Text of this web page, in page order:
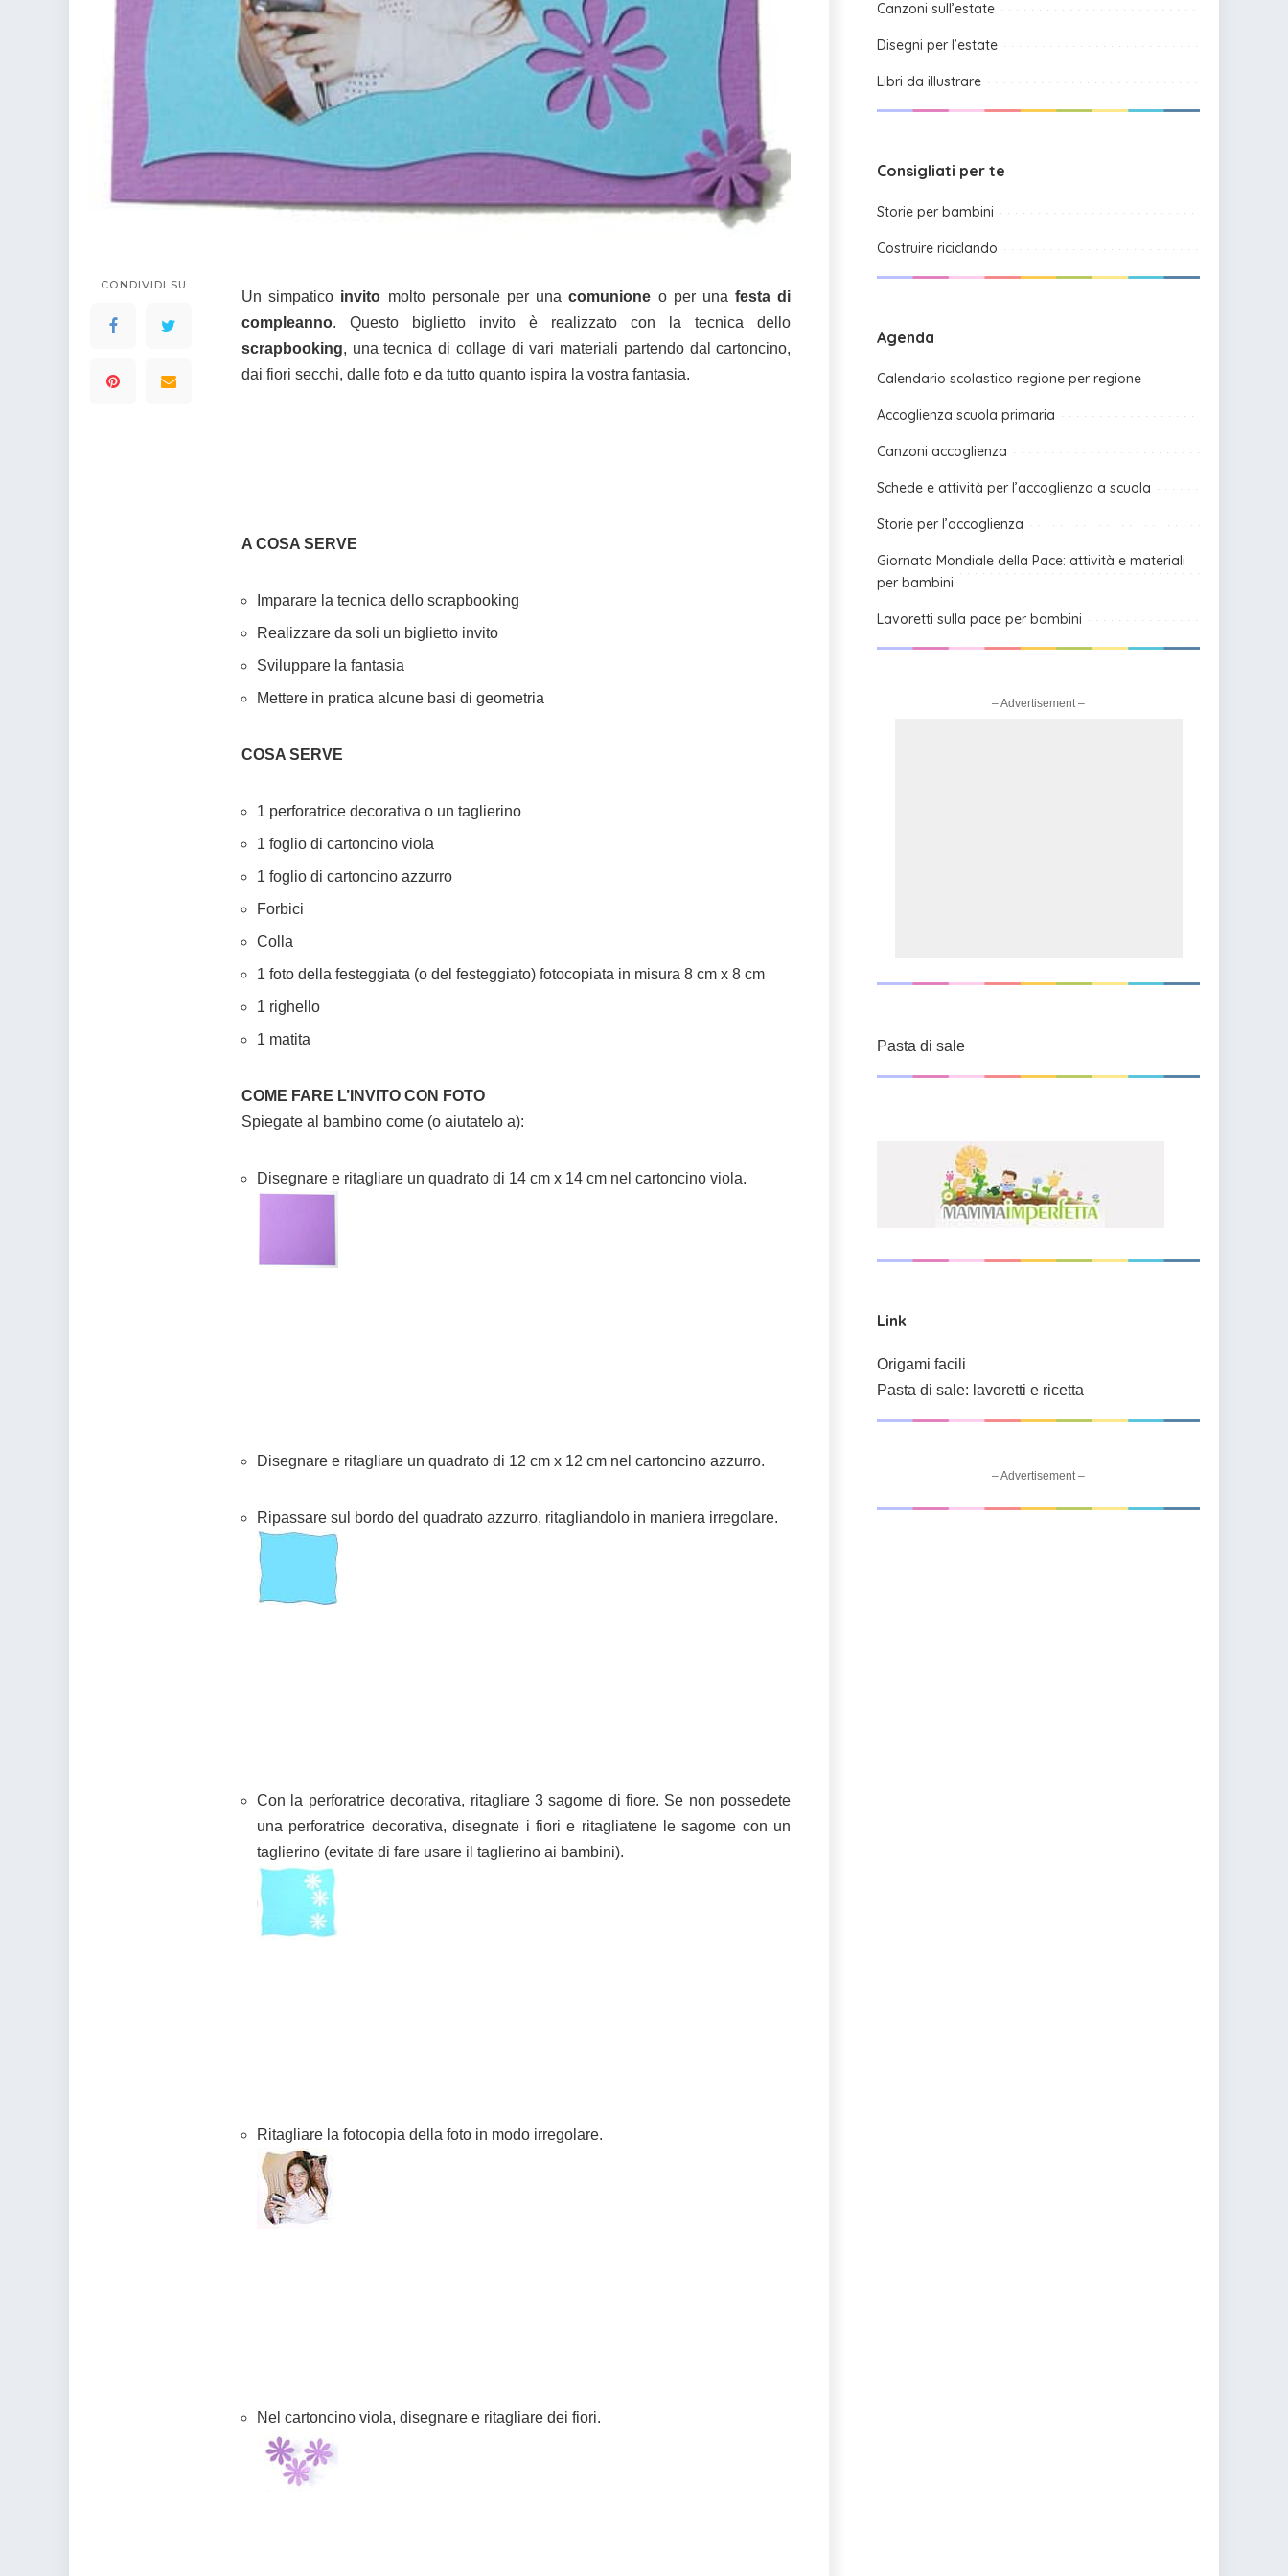
colorare
Supereroi da colorare
DIsegni di Avengers da
Disegni Kawaii da
colorare
Indovinelli per bambini
CONDIVIDI SU
Un simpatico invito molto personale per unacomunione o per unafesta di
compleanno. Questo biglietto invito è realizzato con la tecnica dello
scrapbooking, una tecnica di collage di vari materiali partendo dal cartoncino,
dai fiori secchi, dalle foto e da tutto quanto ispira la vostra fantasia.
A COSA SERVE
Imparare la tecnica dello scrapbooking
Realizzare da soli un biglietto invito
Sviluppare la fantasia
Mettere in pratica alcune basi di geometria
COSA SERVE
1 perforatrice decorativa o un taglierino
1 foglio di cartoncino viola
1 foglio di cartoncino azzurro
Forbici
Colla
1 foto della festeggiata (o del festeggiato) fotocopiata in misura 8 cm x 8 cm
1 righello
1 matita
COME FARE L’INVITO CON FOTO
Spiegate al bambino come (o aiutatelo a):
Disegnare e ritagliare un quadrato di 14 cm x 14 cm nel cartoncino viola.
Disegnare e ritagliare un quadrato di 12 cm x 12 cm nel cartoncino azzurro.
Ripassare sul bordo del quadrato azzurro, ritagliandolo in maniera irregolare.
Con la perforatrice decorativa, ritagliare 3 sagome di fiore. Se non possedete
una perforatrice decorativa, disegnate i fiori e ritagliatene le sagome con un
taglierino (evitate di fare usare il taglierino ai bambini).
Ritagliare la fotocopia della foto in modo irregolare.
Nel cartoncino viola, disegnare e ritagliare dei fiori.
Canzoni sull’estate
Disegni per l’estate
Libri da illustrare
Consigliati per te
Storie per bambini
Costruire riciclando
Agenda
Calendario scolastico regione per regione
Accoglienza scuola primaria
Canzoni accoglienza
Schede e attività per l’accoglienza a scuola
Storie per l’accoglienza
Giornata Mondiale della Pace: attività e materiali
per bambini
Lavoretti sulla pace per bambini
– Advertisement –
Pasta di sale
Link
Origami facili
Pasta di sale: lavoretti e ricetta
– Advertisement –